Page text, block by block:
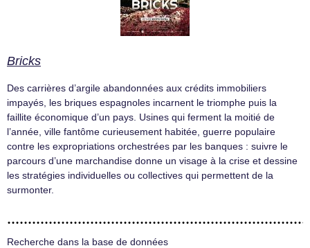
Bricks
Des carrières d’argile abandonnées aux crédits immobiliers
impayés, les briques espagnoles incarnent le triomphe puis la
faillite économique d’un pays. Usines qui ferment la moitié de
l’année, ville fantôme curieusement habitée, guerre populaire
contre les expropriations orchestrées par les banques : suivre le
parcours d’une marchandise donne un visage à la crise et dessine
les stratégies individuelles ou collectives qui permettent de la
surmonter.
Recherche dans la base de données